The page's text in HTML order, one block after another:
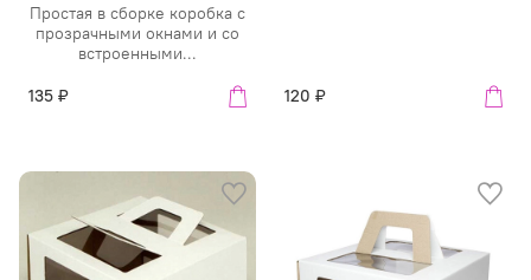
Простая в сборке коробка с
прозрачными окнами и со
встроенными...
135 ₽ 120 ₽